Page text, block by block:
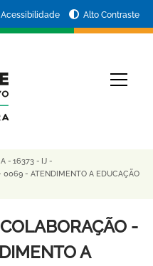
Acessibilidade Alto Contraste
- 16373 - IJ -
- ATENDIMENTO A EDUCAÇÃO
-
A